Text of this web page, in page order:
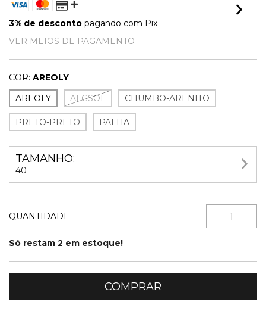
3% de desconto pagando com Pix
VER MEIOS DE PAGAMENTO
COR: AREOLY
AREOLY
ALGSOL CHUMBO-ARENITO
PRETO-PRETO PALHA
TAMANHO:
40
QUANTIDADE
Só restam 2 em estoque!